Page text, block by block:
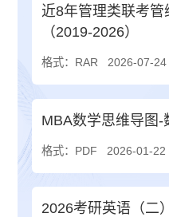
近8年管理类联考
（2019-2026）
格式：RAR 2026-07-24
MBA数学思维导图-
格式：PDF 2026-01-22
2026考研英语（二